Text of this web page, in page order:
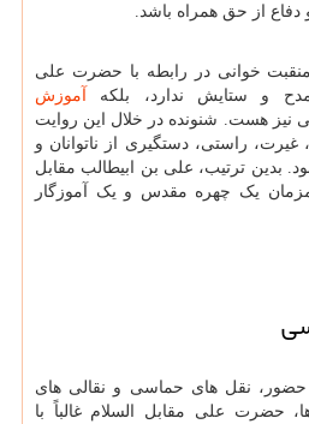
از حق همراه باشد.
خوانی در رابطه با حضرت علی
مدح و ستایش ندارد، بلکه آموزش
نیز هست. شنونده در خلال این روایت
راستی، دستگیری از ناتوانان و
بدین ترتیب، علی بن ابیطالب مقابل
یک چهره مقدس و یک آموزگار
نقل های حماسی و نقالی های
حضرت علی مقابل السلام غالباً با